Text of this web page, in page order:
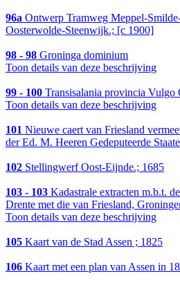
96a Ontwerp Tramweg Meppel-
Oosterwolde-Steenwijk.; [c 1900]
98 - 98 Groninga dominium
Toon details van deze beschrijving
99 - 100 Transisalania provincia Vulgo
Toon details van deze beschrijving
101 Nieuwe caert van Friesland
der Ed. M. Heeren Gedeputeerde
102 Stellingwerf Oost-Eijnde.; 1685
103 - 103 Kadastrale extracten m.b.t.
Drente met die van Friesland,
Toon details van deze beschrijving
105 Kaart van de Stad Assen ; 1825
106 Kaart met een plan van Assen in